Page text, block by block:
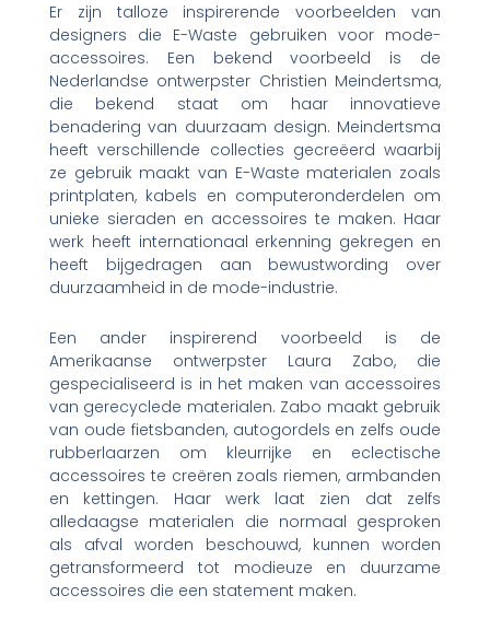
Er zijn talloze inspirerende voorbeelden van
designers die E-Waste gebruiken voor mode-
accessoires. Een bekend voorbeeld is de
Nederlandse ontwerpster Christien Meindertsma,
die bekend staat om haar innovatieve
benadering van duurzaam design. Meindertsma
heeft verschillende collecties gecreëerd waarbij
ze gebruik maakt van E-Waste materialen zoals
printplaten, kabels en computeronderdelen om
unieke sieraden en accessoires te maken. Haar
werk heeft internationaal erkenning gekregen en
heeft bijgedragen aan bewustwording over
duurzaamheid in de mode-industrie.
Een ander inspirerend voorbeeld is de
Amerikaanse ontwerpster Laura Zabo, die
gespecialiseerd is in het maken van accessoires
van gerecyclede materialen. Zabo maakt gebruik
van oude fietsbanden, autogordels en zelfs oude
rubberlaarzen om kleurrijke en eclectische
accessoires te creëren zoals riemen, armbanden
en kettingen. Haar werk laat zien dat zelfs
alledaagse materialen die normaal gesproken
als afval worden beschouwd, kunnen worden
getransformeerd tot modieuze en duurzame
accessoires die een statement maken.